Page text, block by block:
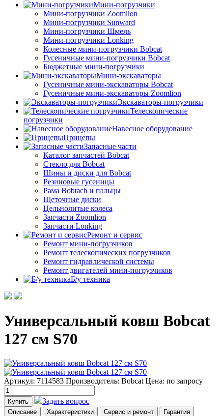
Мини-погрузчики
Мини-погрузчики Zoomlion
Мини-погрузчики Sunward
Мини-погрузчики Шмель
Мини-погрузчики Lonking
Колесные мини-погрузчики Bobcat
Гусеничные мини-погрузчики Bobcat
Бюджетные мини-погрузчики
Мини-экскаваторы
Гусеничные мини-экскаваторы Bobcat
Гусеничные мини-экскаваторы Zoomlion
Экскаваторы-погрузчики
Телескопические
погрузчики
Навесное оборудование
Прицепы
Запасные части
Каталог запчастей Bobcat
Стекло для Bobcat
Шины и диски для Bobcat
Резиновые гусеницы
Рама Bobtach и пальцы
Щеточные диски
Цельнолитые колеса
Запчасти Zoomlion
Запчасти Lonking
Ремонт и сервис
Ремонт мини-погрузчиков
Ремонт телескопических погрузчиков
Ремонт гидравлической системы
Ремонт двигателей мини-погрузчиков
Б/у техника
Универсальный ковш Bobcat
127 см S70
Артикул: 7114583 Производитель: Bobcat Цена: по запросу
Купить Задать вопрос
Описание Характеристики Сервис и ремонт
Гарантия